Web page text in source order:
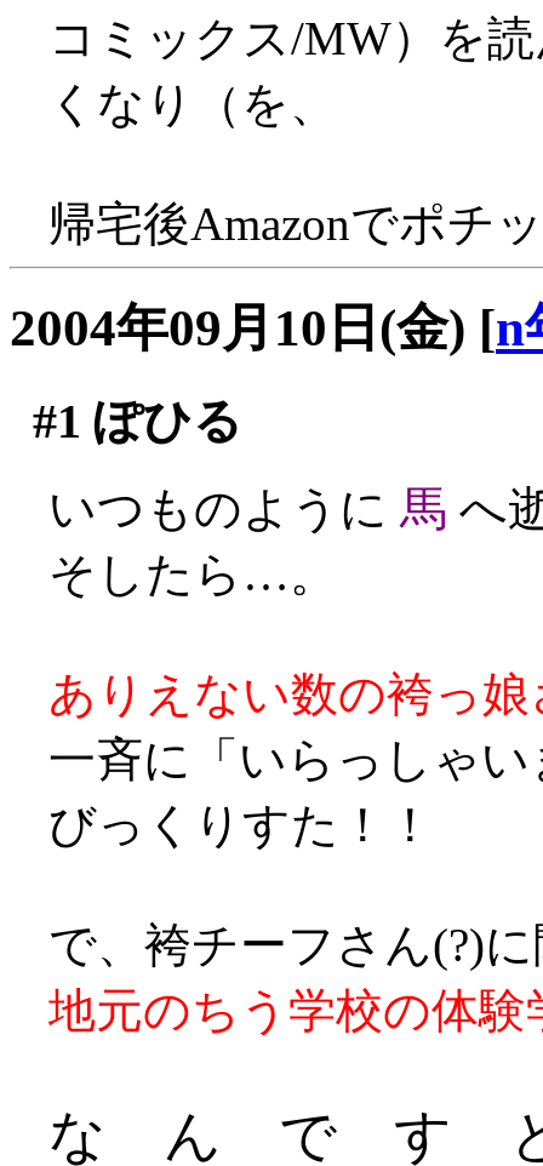
コミックス/MW）を
くなり（を、
帰宅後Amazonでポチ
2004年09月10日(金) [n
#1 ぽひる
いつものように 馬 へ
そしたら…。
ありえない数の袴っ
一斉に「いらっしゃ
びっくりすた！！
で、袴チーフさん(?)
地元のちう学校の体験
な ん で す と